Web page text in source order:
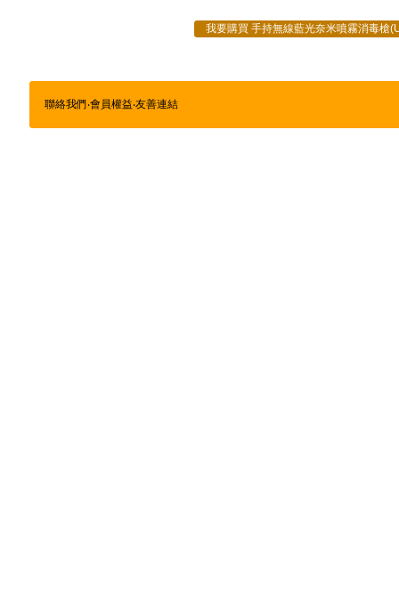
我要購買 手持無線藍光奈米噴霧消毒槍
聯絡我們 ‧會員權益‧友善連結